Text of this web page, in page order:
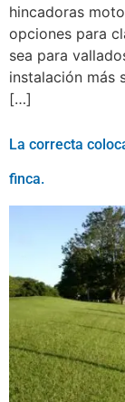
hincadoras
opciones para
sea para
instalación más
[…]
La correcta
finca.